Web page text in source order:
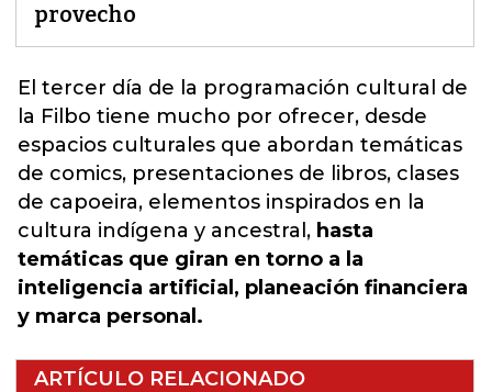
provecho
El tercer día de la programación cultural de
la Filbo tiene mucho por ofrecer, desde
espacios culturales que abordan temáticas
de comics, presentaciones de libros, clases
de capoeira, elementos inspirados en la
cultura indígena y ancestral, hasta
temáticas que giran en torno a la
inteligencia artificial, planeación financiera
y marca personal.
ARTÍCULO RELACIONADO